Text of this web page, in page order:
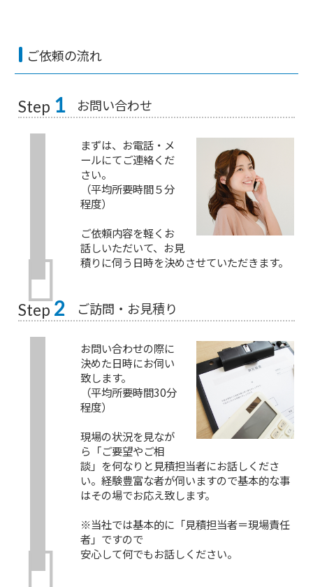
ご依頼の流れ
Step 1 お問い合わせ
まずは、お電話・メ
ールにてご連絡くだ
さい。
（平均所要時間５分
程度）
ご依頼内容を軽くお
話しいただいて、お見
積りに伺う日時を決めさせていただきます。
Step 2 ご訪問・お見積り
お問い合わせの際に
決めた日時にお伺い
致します。
（平均所要時間30分
程度）
現場の状況を見なが
ら「ご要望やご相
談」を何なりと見積担当者にお話しくださ
い。経験豊富な者が伺いますので基本的な事
はその場でお応え致します。
※当社では基本的に「見積担当者＝現場責任
者」ですので
安心して何でもお話しください。